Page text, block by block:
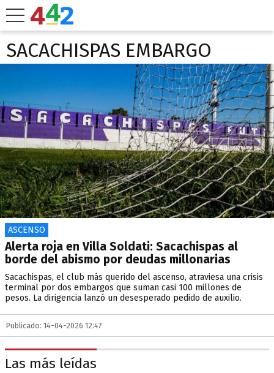
SACACHISPAS EMBARGO
ASCENSO
Alerta roja en Villa Soldati: Sacachispas al
borde del abismo por deudas millonarias
Sacachispas, el club más querido del ascenso, atraviesa una crisis
terminal por dos embargos que suman casi 100 millones de
pesos. La dirigencia lanzó un desesperado pedido de auxilio.
Publicado: 14-04-2026 12:47
Las más leídas